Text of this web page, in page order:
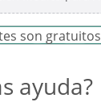
son gratuitos
ayuda?